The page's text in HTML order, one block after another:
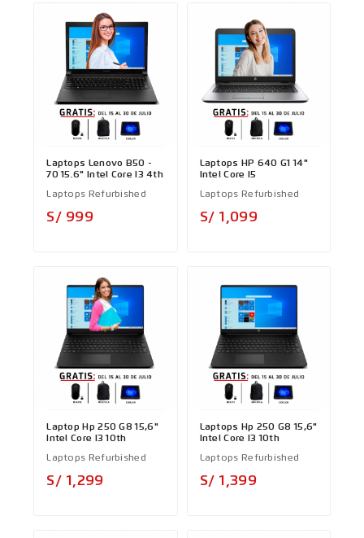
Laptops Lenovo B50 -
70 15.6" Intel Core I3 4th
Laptops Refurbished
S/ 999
Laptops HP 640 G1 14"
Intel Core I5
Laptops Refurbished
S/ 1,099
Laptop Hp 250 G8 15,6"
Intel Core I3 10th
Laptops Refurbished
S/ 1,299
Laptops Hp 250 G8 15,6"
Intel Core I3 10th
Laptops Refurbished
S/ 1,399